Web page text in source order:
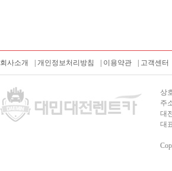
회사소개 개인정보처리방침 이용약관 고객센터
상
주
대
대